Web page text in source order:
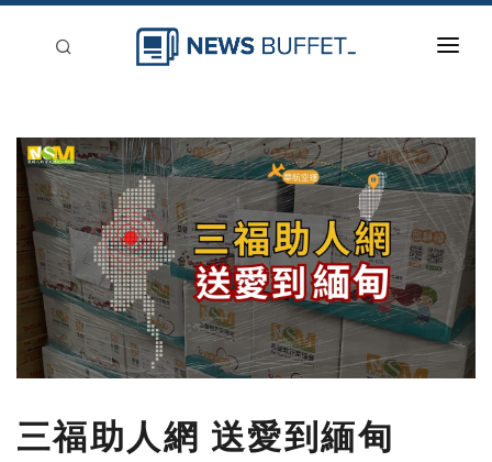
新聞稿分類
登入
刊登
三福助人網 送愛到緬甸